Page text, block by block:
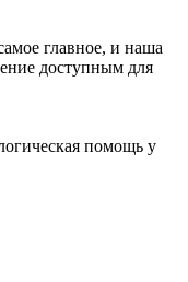
главное, и наша
доступным для
помощь у